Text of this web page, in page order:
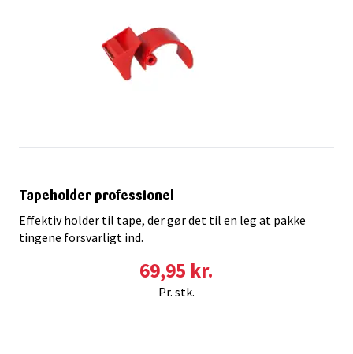
Tapeholder professionel
Effektiv holder til tape, der gør det til en leg at pakke
tingene forsvarligt ind.
69,95 kr.
Pr. stk.